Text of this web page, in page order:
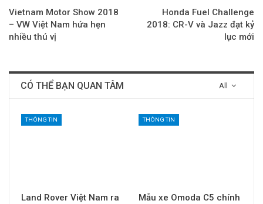
Vietnam Motor Show 2018
– VW Việt Nam hứa hẹn
nhiều thú vị
Honda Fuel Challenge
2018: CR-V và Jazz đạt kỷ
lục mới
All
CÓ THỂ BẠN QUAN TÂM
THÔNG TIN
Land Rover Việt Nam ra
THÔNG TIN
Mẫu xe Omoda C5 chính